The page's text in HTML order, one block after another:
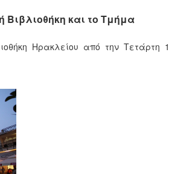
Βιβλιοθήκη και το Τμήμα
Ηρακλείου από την Τετάρτη 1